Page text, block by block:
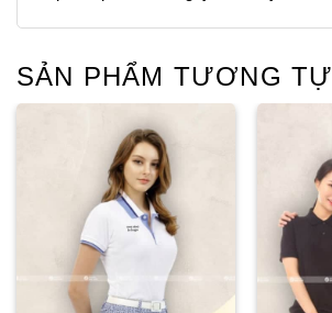
SẢN PHẨM TƯƠNG TỰ